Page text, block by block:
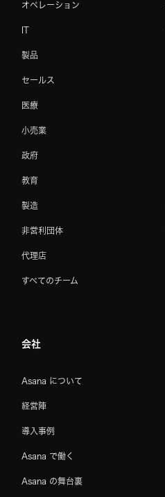
オペレーション
製品
セールス
医療
小売業
政府
教育
製造
非営利団体
代理店
すべてのチーム
会社
Asana について
経営陣
導入事例
Asana で働く
Asana の舞台裏